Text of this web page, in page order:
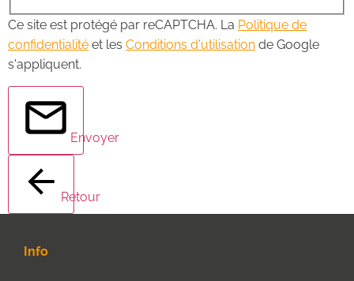
Ce site est protégé par reCAPTCHA. La Politique de
confidentialité et les Conditions d'utilisation de Google
s'appliquent.
Envoyer
Retour
Info